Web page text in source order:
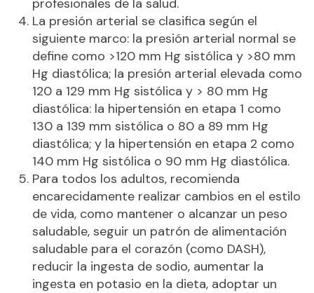
profesionales de la salud.
La presión arterial se clasifica según el
siguiente marco: la presión arterial normal se
define como >120 mm Hg sistólica y >80 mm
Hg diastólica; la presión arterial elevada como
120 a 129 mm Hg sistólica y > 80 mm Hg
diastólica: la hipertensión en etapa 1 como
130 a 139 mm sistólica o 80 a 89 mm Hg
diastólica; y la hipertensión en etapa 2 como
140 mm Hg sistólica o 90 mm Hg diastólica.
Para todos los adultos, recomienda
encarecidamente realizar cambios en el estilo
de vida, como mantener o alcanzar un peso
saludable, seguir un patrón de alimentación
saludable para el corazón (como DASH),
reducir la ingesta de sodio, aumentar la
ingesta en potasio en la dieta, adoptar un